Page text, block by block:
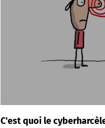
C'est quoi le